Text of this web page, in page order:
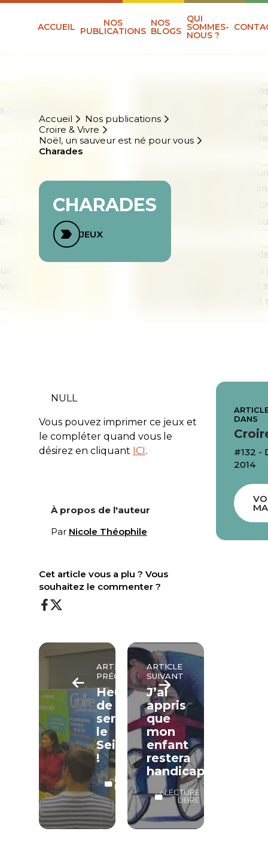
ACCUEIL NOS
PUBLICATIONS
NOS
BLOGS
QUI
SOMMES-
NOUS ?
Accueil
Nos publications
Croire & Vivre
Noël, un sauveur est né pour vous
Charades
CHARADES
JEUX
NULL
Vous pouvez imprimer ce jeux et
le compléter quand vous le
désirez en cliquant ICI.
À propos de l'auteur
Par Nicole Théophile
Cet article vous a plu ? Vous
souhaitez le commenter ?
ARTICLE
PRÉCÉDENT
Heureux
de
servir
le
Seigneur
!
LECTURE
LIBRE
ARTICLE
SUIVANT
J’ai
appris
que
mon
enfant
restera
handicapé
LECTURE
LIBRE
DANS
#132 -
2014